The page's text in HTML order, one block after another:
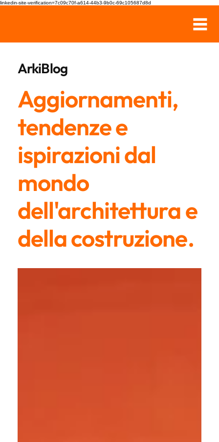
linkedin-site-verification=7c09c70f-a614-44b3-9b0c-69c105687d8d
ArkiBlog
Aggiornamenti,
tendenze e
ispirazioni dal
mondo
dell'architettura e
della costruzione.